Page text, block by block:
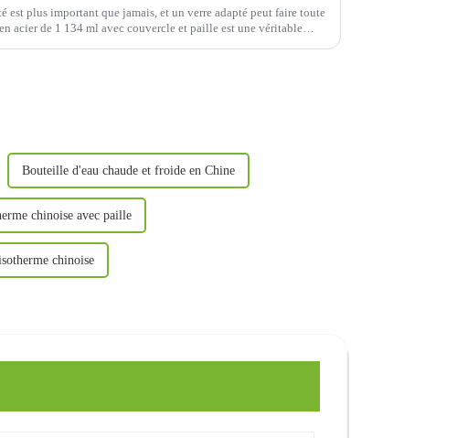
est plus important que jamais, et un verre adapté peut faire toute
acier de 1 134 ml avec couvercle et paille est une véritable
Bouteille d'eau chaude et froide en Chine
chinoise avec paille
chinoise